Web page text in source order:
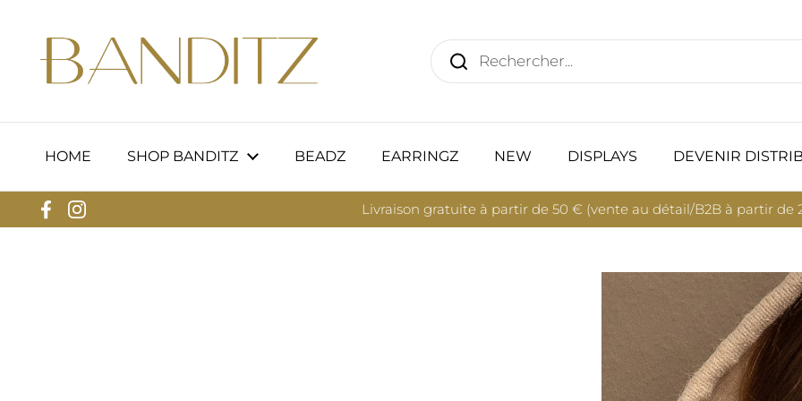
HOME SHOP BANDITZ BEADZ EARRINGZ NEW DISPLAYS DEVENIR
Facebook
Instagram
Livraison gratuite à partir de 50 € (vente au détail/B2B à partir de